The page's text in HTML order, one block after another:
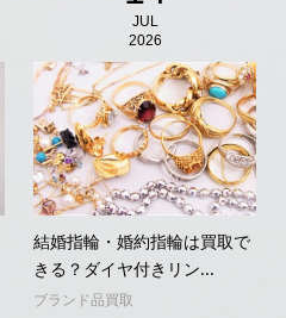
JUL
2026
結婚指輪・婚約指輪は買取で
きる？ダイヤ付きリン...
ブランド品買取